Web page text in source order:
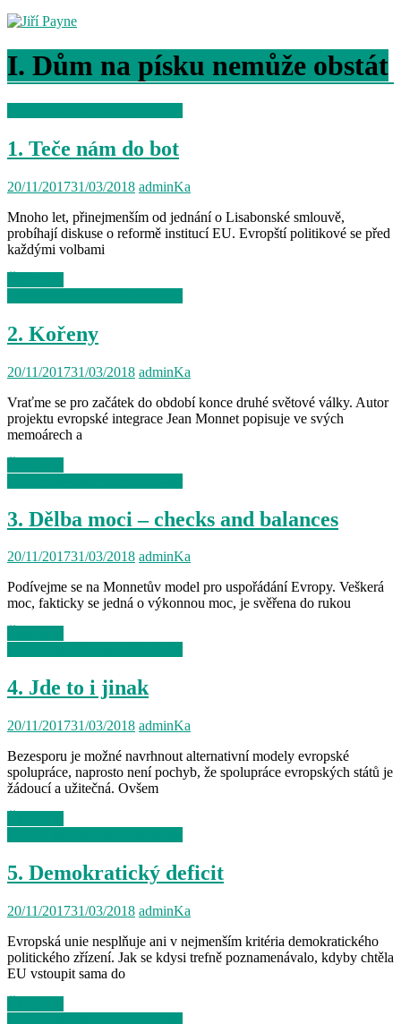
I. Dům na písku nemůže obstát
1. Teče nám do bot
20/11/201731/03/2018 adminKa
Mnoho let, přinejmenším od jednání o Lisabonské smlouvě,
probíhají diskuse o reformě institucí EU. Evropští politikové se před
každými volbami
2. Kořeny
20/11/201731/03/2018 adminKa
Vraťme se pro začátek do období konce druhé světové války. Autor
projektu evropské integrace Jean Monnet popisuje ve svých
memoárech a
3. Dělba moci – checks and balances
20/11/201731/03/2018 adminKa
Podívejme se na Monnetův model pro uspořádání Evropy. Veškerá
moc, fakticky se jedná o výkonnou moc, je svěřena do rukou
4. Jde to i jinak
20/11/201731/03/2018 adminKa
Bezesporu je možné navrhnout alternativní modely evropské
spolupráce, naprosto není pochyb, že spolupráce evropských států je
žádoucí a užitečná. Ovšem
5. Demokratický deficit
20/11/201731/03/2018 adminKa
Evropská unie nesplňuje ani v nejmenším kritéria demokratického
politického zřízení. Jak se kdysi trefně poznamenávalo, kdyby chtěla
EU vstoupit sama do